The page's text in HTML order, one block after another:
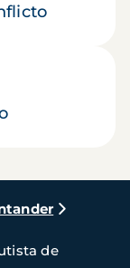
de